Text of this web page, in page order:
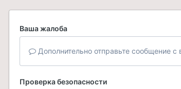
Ваша жалоба
Дополнительно отправьте сообщение
Проверка безопасности